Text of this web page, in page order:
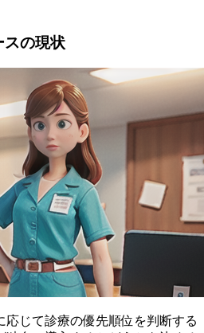
スの現状
応じて診療の優先順位を判断する